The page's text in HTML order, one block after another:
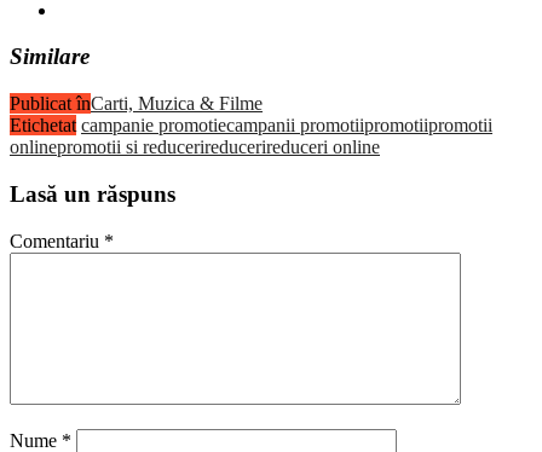
Similare
Publicat înCarti, Muzica & Filme
Etichetat campanie promotiecampanii promotiipromotiipromotii
onlinepromotii si reducerireducerireduceri online
Lasă un răspuns
Comentariu *
Nume *